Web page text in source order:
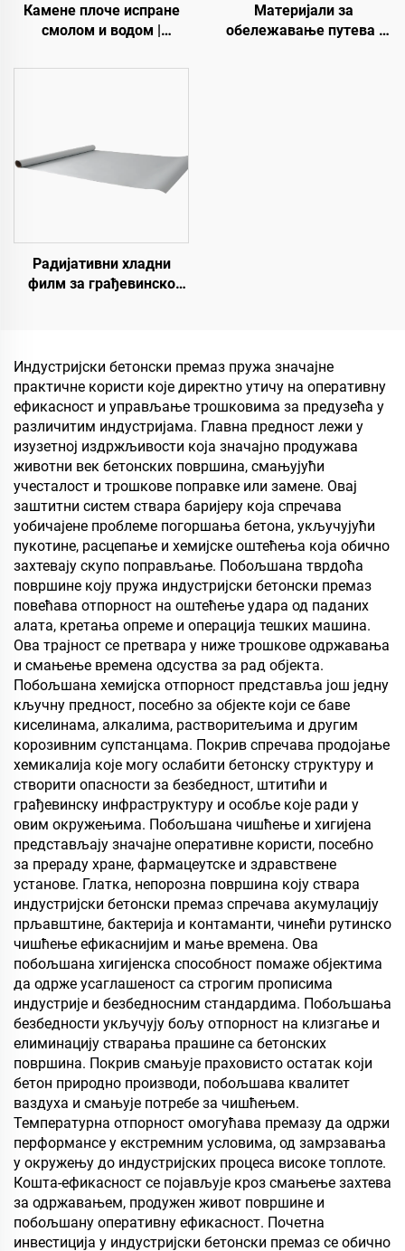
Камене плоче испране
смолом и водом |
кристални камен,
Материјали за
обележавање путева |
Радијативни хладни
филм за грађевинско
складиштење,
резервоар за уље,
складиште житарица,
транспорт и спољне
објекте, и апликације за
животне стилове
Индустријски бетонски премаз пружа значајне
практичне користи које директно утичу на оперативну
ефикасност и управљање трошковима за предузећа у
различитим индустријама. Главна предност лежи у
изузетној издржљивости која значајно продужава
животни век бетонских површина, смањујући
учесталост и трошкове поправке или замене. Овај
заштитни систем ствара баријеру која спречава
уобичајене проблеме погоршања бетона, укључујући
пукотине, расцепање и хемијске оштећења која обично
захтевају скупо поправљање. Побољшана тврдоћа
површине коју пружа индустријски бетонски премаз
повећава отпорност на оштећење удара од паданих
алата, кретања опреме и операција тешких машина.
Ова трајност се претвара у ниже трошкове одржавања
и смањење времена одсуства за рад објекта.
Побољшана хемијска отпорност представља још једну
кључну предност, посебно за објекте који се баве
киселинама, алкалима, растворитељима и другим
корозивним супстанцама. Покрив спречава продојање
хемикалија које могу ослабити бетонску структуру и
створити опасности за безбедност, штитићи и
грађевинску инфраструктуру и особље које ради у
овим окружењима. Побољшана чишћење и хигијена
представљају значајне оперативне користи, посебно
за прераду хране, фармацеутске и здравствене
установе. Глатка, непорозна површина коју ствара
индустријски бетонски премаз спречава акумулацију
прљавштине, бактерија и контаманти, чинећи рутинско
чишћење ефикаснијим и мање времена. Ова
побољшана хигијенска способност помаже објектима
да одрже усаглашеност са строгим прописима
индустрије и безбедносним стандардима. Побољшања
безбедности укључују бољу отпорност на клизгање и
елиминацију стварања прашине са бетонских
површина. Покрив смањује праховисто остатак који
бетон природно производи, побољшава квалитет
ваздуха и смањује потребе за чишћењем.
Температурна отпорност омогућава премазу да одржи
перформансе у екстремним условима, од замрзавања
у окружењу до индустријских процеса високе топлоте.
Кошта-ефикасност се појављује кроз смањење захтева
за одржавањем, продужен живот површине и
побољшану оперативну ефикасност. Почетна
инвестиција у индустријски бетонски премаз се обично